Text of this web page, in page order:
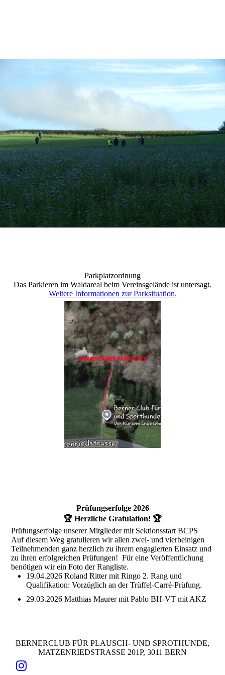
Parkplatzordnung
Das Parkieren im Waldareal beim Vereinsgelände ist untersagt.
Weitere Informationen zur Parksituation.
Prüfungserfolge 2026
🏆 Herzliche Gratulation! 🏆
Prüfungserfolge unserer Mitglieder mit Sektionsstart BCPS
Auf diesem Weg gratulieren wir allen zwei- und vierbeinigen
Teilnehmenden ganz herzlich zu ihrem engagierten Einsatz und
zu ihren erfolgreichen Prüfungen! Für eine Veröffentlichung
benötigen wir ein Foto der Rangliste.
19.04.2026Roland Rittermit Ringo 2. Rang und
Qualifikation: Vorzüglich an der Trüffel-Carré-Prüfung.
29.03.2026Matthias Maurermit Pablo BH-VT mit AKZ
BERNERCLUB FÜR PLAUSCH- UND SPROTHUNDE,
MATZENRIEDSTRASSE 201P, 3011 BERN